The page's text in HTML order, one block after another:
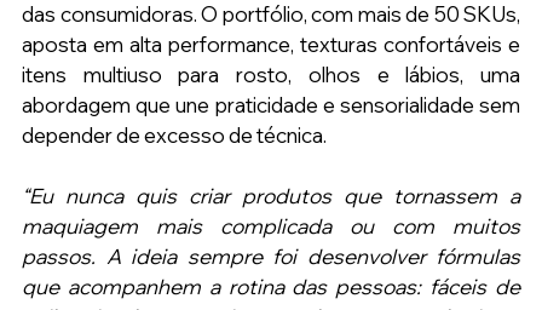
das consumidoras. O portfólio, com mais de 50 SKUs,
aposta em alta performance, texturas confortáveis e
itens multiuso para rosto, olhos e lábios, uma
abordagem que une praticidade e sensorialidade sem
depender de excesso de técnica.
“Eu nunca quis criar produtos que tornassem a
maquiagem mais complicada ou com muitos
passos. A ideia sempre foi desenvolver fórmulas
que acompanhem a rotina das pessoas: fáceis de